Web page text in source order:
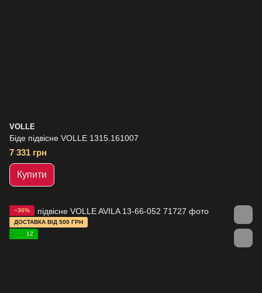
VOLLE
Біде підвісне VOLLE 1315.161007
7 331 грн
Купити
−30%
ДОСТАВКА ВІД 500 ГРН
12